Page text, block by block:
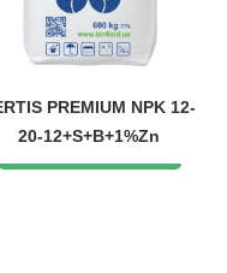
PREMIUM NPK 12-
20-12+S+B+1%Zn